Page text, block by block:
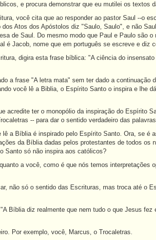
e procura demonstrar que eu mutilei os textos
você cita que ao responder ao pastor Saul --o
Atos dos Apóstolos diz "Saulo, Saulo", e não
de Saul. Do mesmo modo que Paul e Paulo são
é Jacob, nome que em português se escreve e diz
digira esta frase bíblica: "A ciência do
a frase "A letra mata" sem ter dado a
você lê a Biblia, o Espírito Santo o inspira e lhe
acredite ter o monopólio da inspiração do Espírito
-- para dar o sentido verdadeiro das
a Bíblia é inspirado pelo Espírito Santo. Ora, se é
da Bíblia dadas pelos protestantes de todos
Santo só não inspira aos católicos?
a você, como é que nós temos interpretações
não só o sentido das Escrituras, mas troca até o
Bíblia diz realmente que nem tudo o que Jesus
Por exemplo, você, Marcus, o Trocaletras.